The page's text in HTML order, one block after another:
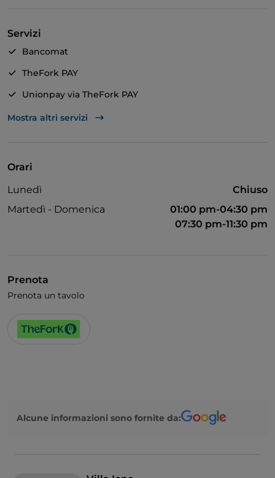
Servizi
Bancomat
TheFork PAY
Unionpay via TheFork PAY
Accesso disabili
Mostra altri servizi
Orari
Lunedì
Chiuso
Martedì - Domenica
01:00 pm-04:30 pm
07:30 pm-11:30 pm
Prenota
Prenota un tavolo
Alcune informazioni sono fornite da: